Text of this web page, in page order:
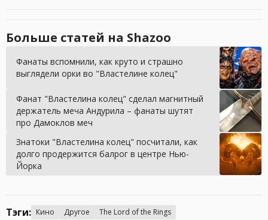
Больше статей на Shazoo
Фанаты вспомнили, как круто и страшно
выглядели орки во "Властелине колец"
Фанат "Властелина колец" сделал магнитный
держатель меча Андурила – фанаты шутят
про Дамоклов меч
Знатоки "Властелина колец" посчитали, как
долго продержится балрог в центре Нью-
Йорка
Тэги: Кино Другое The Lord of the Rings